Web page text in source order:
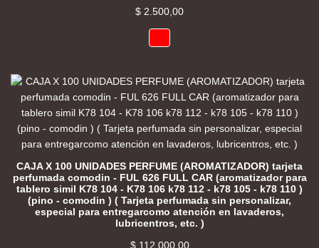
$ 2.500,00
CAJA X 100 UNIDADES PERFUME (AROMATIZADOR) tarjeta
perfumada comodin - FUL 626 FULL CAR (aromatizador para
tablero simil K78 104 - K78 106 k78 112 - k78 105 - k78 110 )
(pino - comodin ) ( Tarjeta perfumada sin personalizar,
especial para entregarcomo atención en lavaderos,
lubricentros, etc. )
$112.000,00